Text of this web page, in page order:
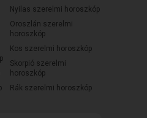
Nyilas szerelmi horoszkóp
Oroszlán szerelmi
horoszkóp
Kos szerelmi horoszkóp
Skorpió szerelmi
horoszkóp
Rák szerelmi horoszkóp